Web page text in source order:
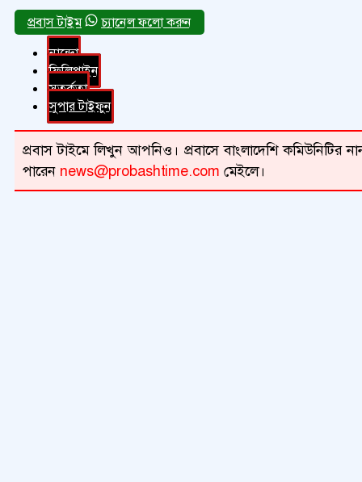
চ্যানেল ফলো করুন
নান্দো
ফিলিপাইন
সতর্কতা
সুপার টাইফুন
প্রবাস টাইমে লিখুন আপনিও। প্রবাসে বাংলাদেশি কমিউনিটির
পারেন news@probashtime.com মেইলে।